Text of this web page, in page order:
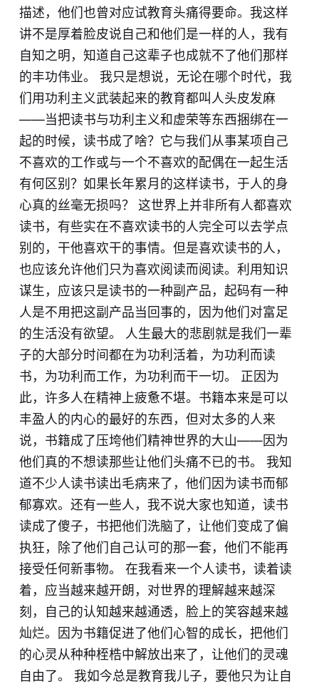
描述，他们也曾对应试教育头痛得要命。我这样
讲不是厚着脸皮说自己和他们是一样的人，我有
自知之明，知道自己这辈子也成就不了他们那样
的丰功伟业。 我只是想说，无论在哪个时代，我
们用功利主义武装起来的教育都叫人头皮发麻
——当把读书与功利主义和虚荣等东西捆绑在一
起的时候，读书成了啥？它与我们从事某项自己
不喜欢的工作或与一个不喜欢的配偶在一起生活
有何区别？如果长年累月的这样读书，于人的身
心真的丝毫无损吗？ 这世界上并非所有人都喜欢
读书，有些实在不喜欢读书的人完全可以去学点
别的，干他喜欢干的事情。但是喜欢读书的人，
也应该允许他们只为喜欢阅读而阅读。利用知识
谋生，应该只是读书的一种副产品，起码有一种
人是不用把这副产品当回事的，因为他们对富足
的生活没有欲望。 人生最大的悲剧就是我们一辈
子的大部分时间都在为功利活着，为功利而读
书，为功利而工作，为功利而干一切。 正因为
此，许多人在精神上疲惫不堪。书籍本来是可以
丰盈人的内心的最好的东西，但对太多的人来
说，书籍成了压垮他们精神世界的大山——因为
他们真的不想读那些让他们头痛不已的书。 我知
道不少人读书读出毛病来了，他们因为读书而郁
郁寡欢。还有一些人，我不说大家也知道，读书
读成了傻子，书把他们洗脑了，让他们变成了偏
执狂，除了他们自己认可的那一套，他们不能再
接受任何新事物。 在我看来一个人读书，读着读
着，应当越来越开朗，对世界的理解越来越深
刻，自己的认知越来越通透，脸上的笑容越来越
灿烂。因为书籍促进了他们心智的成长，把他们
的心灵从种种桎梏中解放出来了，让他们的灵魂
自由了。 我如今总是教育我儿子，要他只为让自